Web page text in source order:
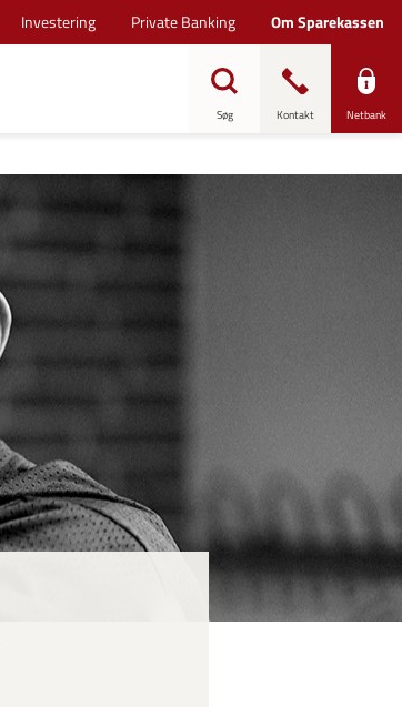
Investering Private Banking Om Sparekassen
Søg Kontakt Netbank